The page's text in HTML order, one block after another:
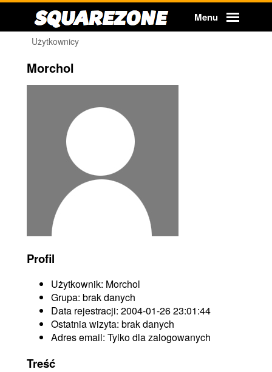
Squarezone Menu
Użytkownicy
Morchol
Profil
Użytkownik: Morchol
Grupa: brak danych
Data rejestracji: 2004-01-26 23:01:44
Ostatnia wizyta: brak danych
Adres email: Tylko dla zalogowanych
Treść